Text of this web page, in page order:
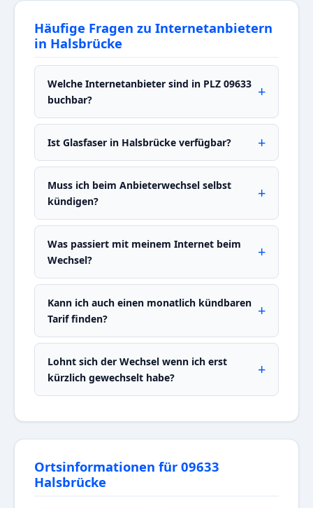
Häufige Fragen zu Internetanbietern
in Halsbrücke
Welche Internetanbieter sind in PLZ 09633
buchbar?
Ist Glasfaser in Halsbrücke verfügbar?
Muss ich beim Anbieterwechsel selbst
kündigen?
Was passiert mit meinem Internet beim
Wechsel?
Kann ich auch einen monatlich kündbaren
Tarif finden?
Lohnt sich der Wechsel wenn ich erst
kürzlich gewechselt habe?
Ortsinformationen für 09633
Halsbrücke